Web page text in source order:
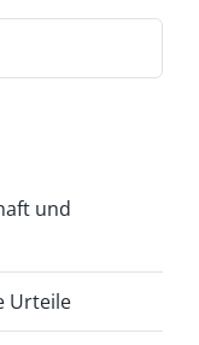
und
Urteile